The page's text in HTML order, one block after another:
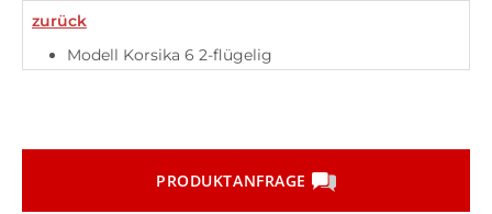
zurück
Modell Korsika 6 2-flügelig
PRODUKTANFRAGE